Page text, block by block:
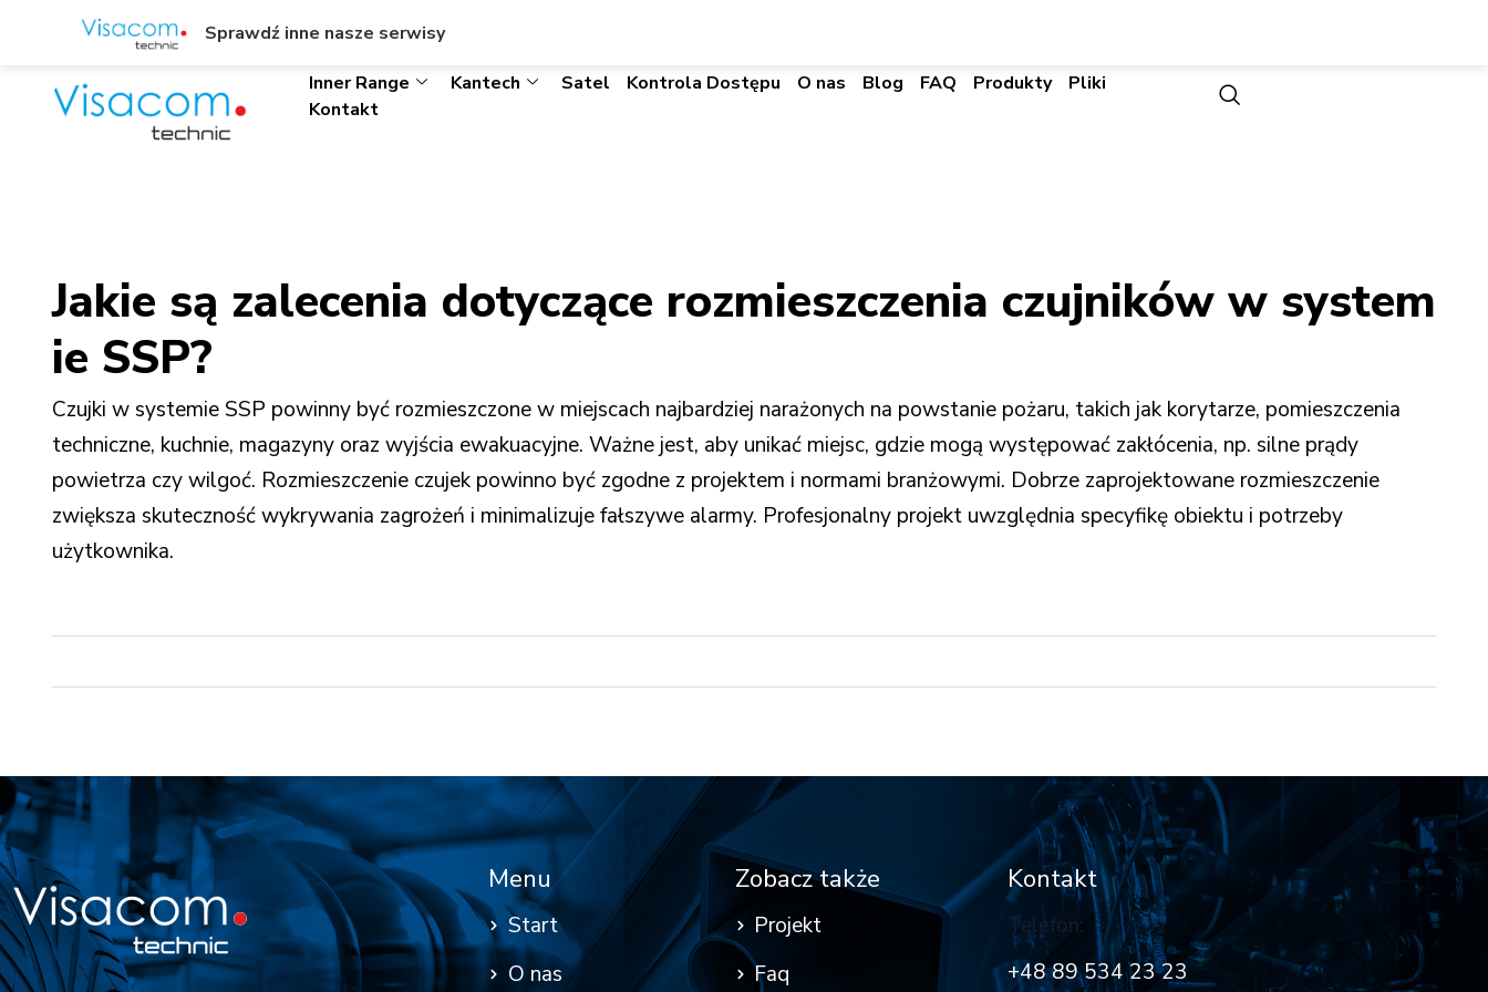
ul. Wł. Trylińskiego 8/L1, Olsztyn +48895342323
Inner Range Kantech Satel Kontrola Dostępu O nas Blog FAQ Produkty
Pliki
Kontakt
Jakie są zalecenia dotyczące rozmieszczenia czujników w system
ie SSP?
Czujki w systemie SSP powinny być rozmieszczone w miejscach najbardziej narażonych na powstanie pożaru, takich jak korytarze, pomieszczenia
techniczne, kuchnie, magazyny oraz wyjścia ewakuacyjne. Ważne jest, aby unikać miejsc, gdzie mogą występować zakłócenia, np. silne prądy
powietrza czy wilgoć. Rozmieszczenie czujek powinno być zgodne z projektem i normami branżowymi. Dobrze zaprojektowane rozmieszczenie
zwiększa skuteczność wykrywania zagrożeń i minimalizuje fałszywe alarmy. Profesjonalny projekt uwzględnia specyfikę obiektu i potrzeby
użytkownika.
Menu
Start
O nas
Zobacz także
Projekt
Faq
Kontakt
Telefon:
+48 89 534 23 23
Sprawdź inne nasze serwisy